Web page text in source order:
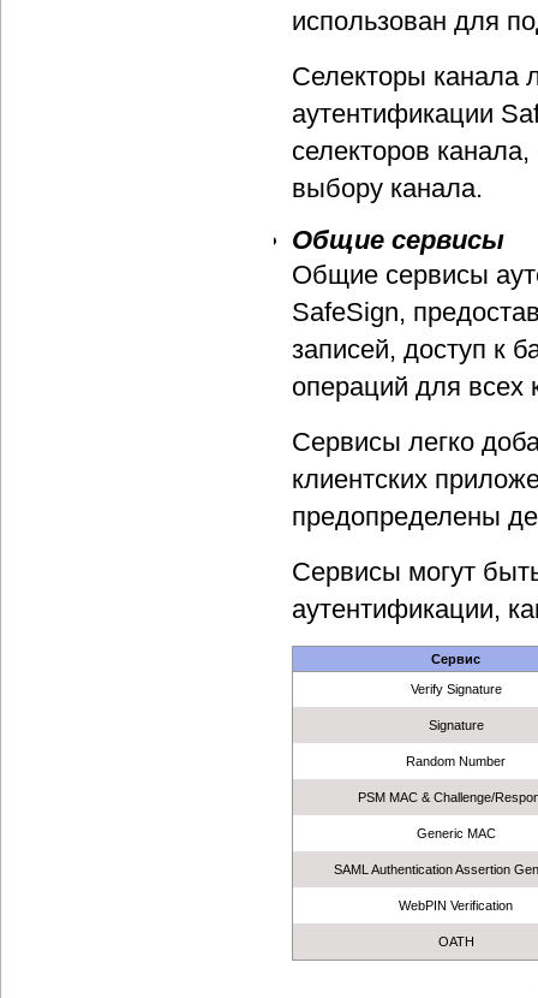
использован для
Селекторы канала
аутентификации
селекторов
выбору канала.
Общие сервисы
Общие сервисы
SafeSign,
записей, доступ к
операций для всех
Сервисы легко
клиентских
предопределены
Сервисы могут
аутентификации,
Сервис
Verify Signature
Signature
Random Number
PSM MAC & Challenge/
Generic MAC
SAML Authentication Assertion
WebPIN Verification
OATH